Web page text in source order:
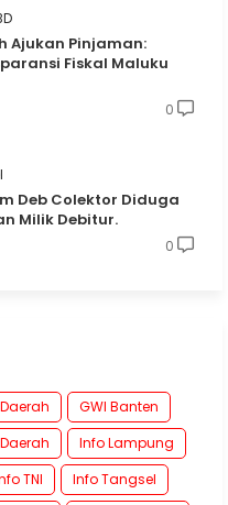
Ajukan Pinjaman:
Fiskal Maluku
0
Deb Colektor Diduga
Milik Debitur.
0
Daerah
GWI Banten
Info Lampung
TNI
Info Tangsel